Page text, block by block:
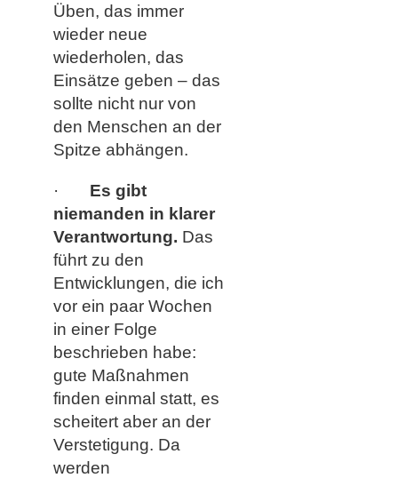
Üben, das immer
wieder neue
wiederholen, das
Einsätze geben – das
sollte nicht nur von
den Menschen an der
Spitze abhängen.
· Es gibt
niemanden in klarer
Verantwortung. Das
führt zu den
Entwicklungen, die ich
vor ein paar Wochen
in einer Folge
beschrieben habe:
gute Maßnahmen
finden einmal statt, es
scheitert aber an der
Verstetigung. Da
werden